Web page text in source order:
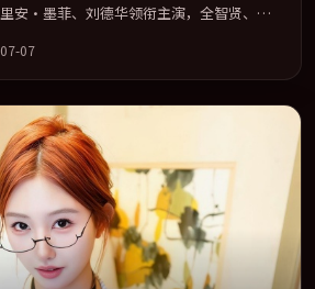
安·墨菲、刘德华领衔主演，全智贤、梁
，在叙事、表演与视听上力求统一。定于
主流平台同步亮相，2018 年度话题片中口
与人物弧光的观众完整观看。
07